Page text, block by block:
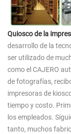
Quiosco de la
desarrollo de la
ser utilizado de
como el CAJERO
de fotografías,
impresoras de
tiempo y costo.
los empleados.
tanto, muchos